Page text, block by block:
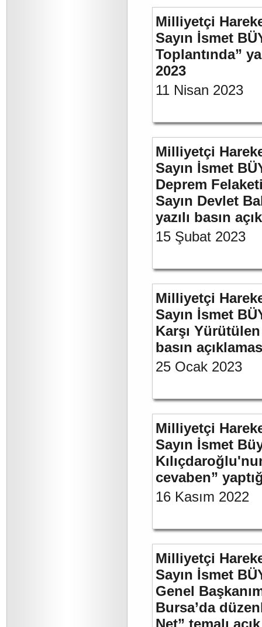
Milliyetçi
Sayın İsmet
Toplantında”
2023
11 Nisan 2023
Milliyetçi
Sayın İsmet
Deprem
Sayın Devlet
yazılı basın
15 Şubat 2023
Milliyetçi
Sayın İsmet
Karşı Yürütülen
basın
25 Ocak 2023
Milliyetçi
Sayın İsmet
cevaben”
16 Kasım 2022
Milliyetçi
Sayın İsmet
Genel
Bursa’da
Net” temalı